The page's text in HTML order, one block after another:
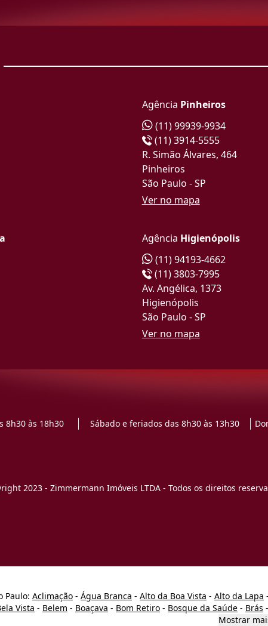
Agência Pinheiros
(11) 99939-9934
(11) 3914-5555
R. Simão Álvares, 464
Pinheiros
São Paulo - SP
Ver no mapa
Agência Higienópolis
(11) 94193-4662
(11) 3803-7995
Av. Angélica, 1373
Higienópolis
São Paulo - SP
Ver no mapa
8h30 às 18h30 Sábado e feriados das 8h30 às 13h30
2023 - Zimmermann Imóveis LTDA - Todos os direitos
Paulo: Aclimação - Água Branca - Alto da Boa Vista - Alto da Lapa -
Vista - Belem - Boaçava - Bom Retiro - Bosque da Saúde - Brás -
Mostrar